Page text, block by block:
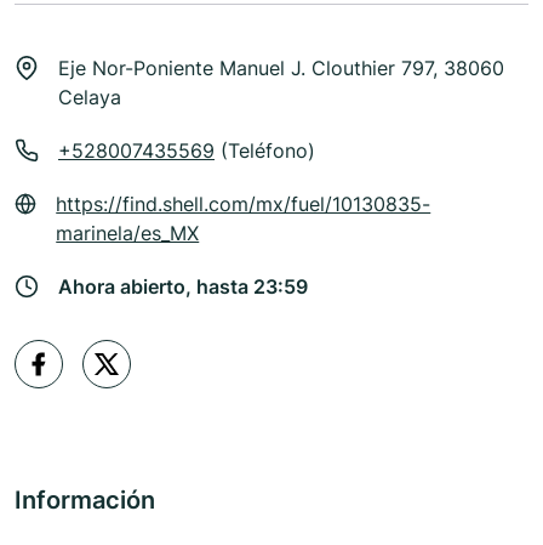
Eje Nor-Poniente Manuel J. Clouthier 797, 38060
Celaya
+528007435569 (Teléfono)
https://find.shell.com/mx/fuel/10130835-
marinela/es_MX
Ahora abierto, hasta 23:59
Información